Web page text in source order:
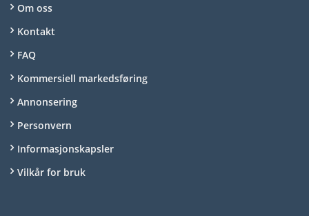
Om oss
Kontakt
FAQ
Kommersiell markedsføring
Annonsering
Personvern
Informasjonskapsler
Vilkår for bruk